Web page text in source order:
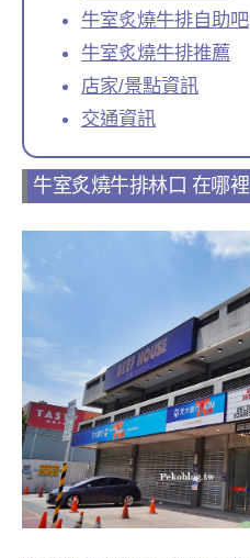
牛室炙燒牛排自助吧
牛室炙燒牛排推薦
店家/景點資訊
交通資訊
牛室炙燒牛排林口 在哪裡